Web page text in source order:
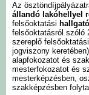
Galéria
Civil
Szolgáltatások
Az
állandó lakóhellyel
felsőoktatási
felsőoktatásról szóló
szereplő
jogviszony keretében)
alapfokozatot és
mesterfokozatot és
mesterképzésben,
szakképzésben